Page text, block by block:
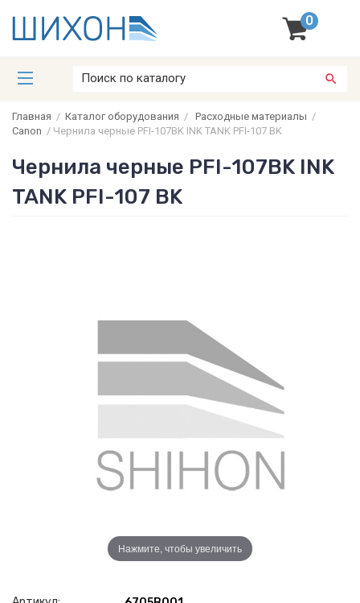
0
Главная / Каталог оборудования / Расходные материалы /
Canon / Чернила черные PFI-107BK INK TANK PFI-107 BK
Чернила черные PFI-107BK INK
TANK PFI-107 BK
Нажмите, чтобы увеличить